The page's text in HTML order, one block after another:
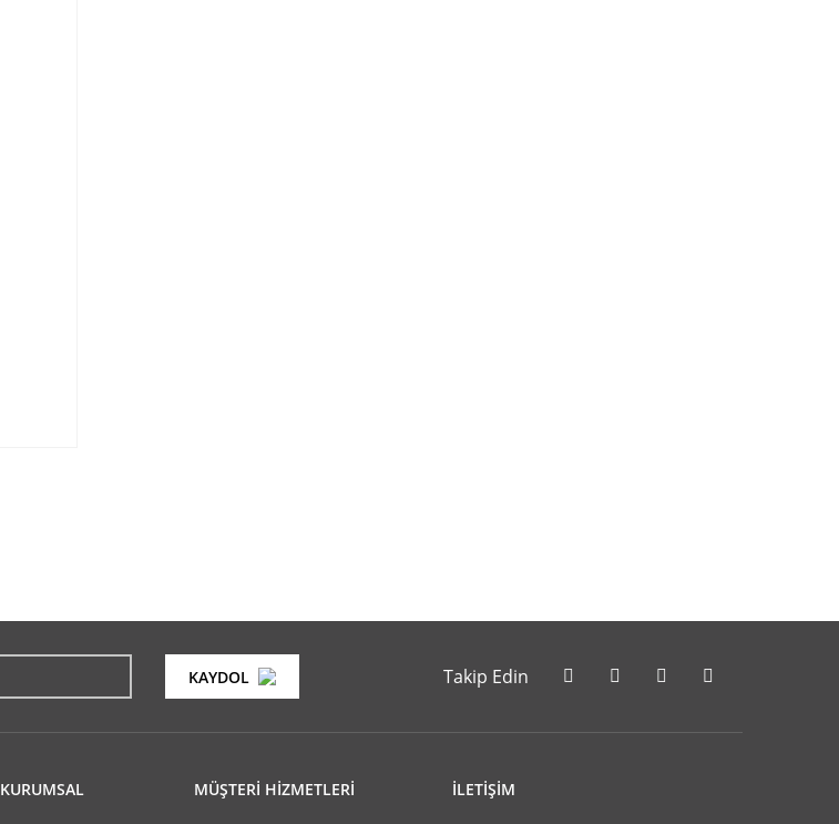
Yorum Yaz
KAYDOL Takip Edin
KURUMSAL MÜŞTERİ HİZMETLERİ İLETİŞİM